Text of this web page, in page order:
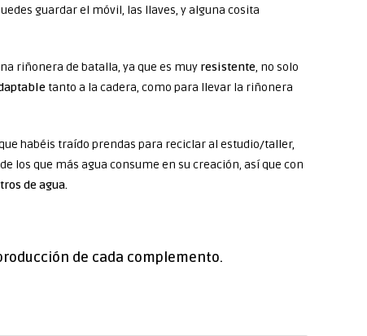
guardar el móvil, las llaves, y alguna cosita
riñonera de batalla, ya que es muy resistente, no solo
tanto a la cadera, como para llevar la riñonera
habéis traído prendas para reciclar al estudio/taller,
los que más agua consume en su creación, así que con
de agua.
de cada complemento.